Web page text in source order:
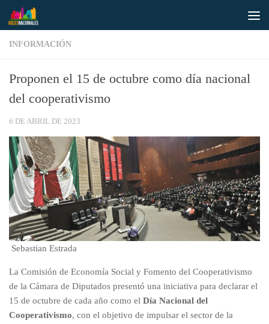
Saltar al contenido
INFORMACIÓN
Proponen el 15 de octubre como día nacional
del cooperativismo
6 DE ABRIL DE 2023
Sebastian Estrada
La Comisión de Economía Social y Fomento del Cooperativismo
de la Cámara de Diputados presentó una iniciativa para declarar el
15 de octubre de cada año como el Día Nacional del
Cooperativismo, con el objetivo de impulsar el sector de la